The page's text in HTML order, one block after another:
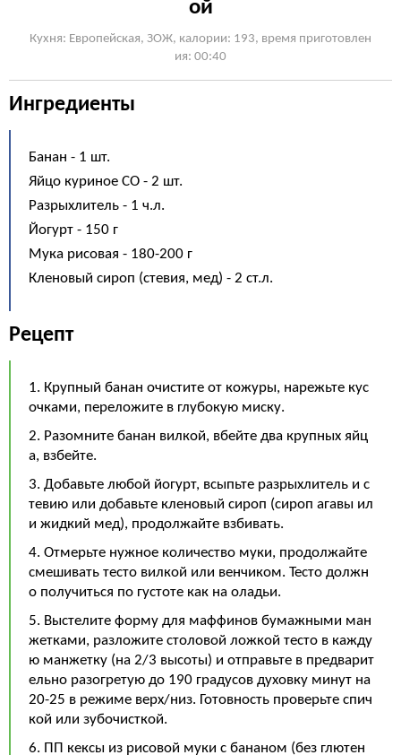
ой
Кухня: Европейская, ЗОЖ, калории: 193, время приготовлен
ия: 00:40
Ингредиенты
Банан - 1 шт.
Яйцо куриное СО - 2 шт.
Разрыхлитель - 1 ч.л.
Йогурт - 150 г
Мука рисовая - 180-200 г
Кленовый сироп (стевия, мед) - 2 ст.л.
Рецепт
1. Крупный банан очистите от кожуры, нарежьте кус
очками, переложите в глубокую миску.
2. Разомните банан вилкой, вбейте два крупных яйц
а, взбейте.
3. Добавьте любой йогурт, всыпьте разрыхлитель и с
тевию или добавьте кленовый сироп (сироп агавы ил
и жидкий мед), продолжайте взбивать.
4. Отмерьте нужное количество муки, продолжайте
смешивать тесто вилкой или венчиком. Тесто должн
о получиться по густоте как на оладьи.
5. Выстелите форму для маффинов бумажными ман
жетками, разложите столовой ложкой тесто в кажду
ю манжетку (на 2/3 высоты) и отправьте в предварит
ельно разогретую до 190 градусов духовку минут на
20-25 в режиме верх/низ. Готовность проверьте спич
кой или зубочисткой.
6. ПП кексы из рисовой муки с бананом (без глютен